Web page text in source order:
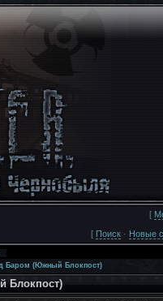
[
[ Поиск · Новые
Баром (Южный Блокпост)
Блокпост)